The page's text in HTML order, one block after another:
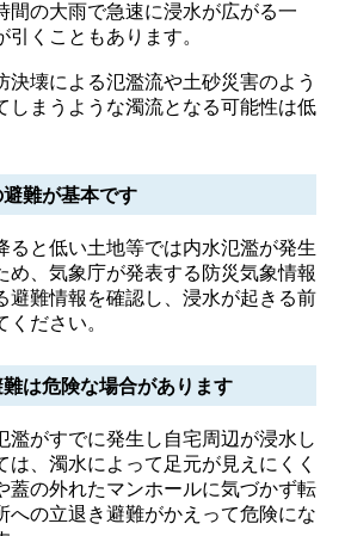
の大雨で急速に浸水が広がる一
くこともあります。
壊による氾濫流や土砂災害のよう
しまうような濁流となる可能性は低
難が基本です
と低い土地等では内水氾濫が発生
め、気象庁が発表する防災気象情報
避難情報を確認し、浸水が起きる前
ださい。
は危険な場合があります
がすでに発生し自宅周辺が浸水し
は、濁水によって足元が見えにくく
蓋の外れたマンホールに気づかず転
への立退き避難がかえって危険にな